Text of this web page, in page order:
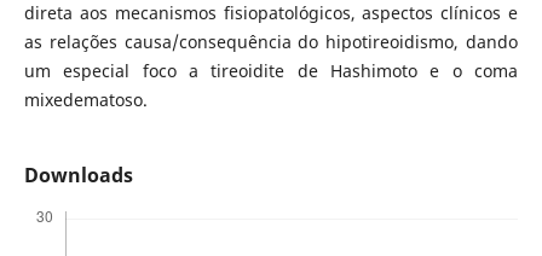
direta aos mecanismos fisiopatológicos, aspectos clínicos e
as relações causa/consequência do hipotireoidismo, dando
um especial foco a tireoidite de Hashimoto e o coma
mixedematoso.
Downloads